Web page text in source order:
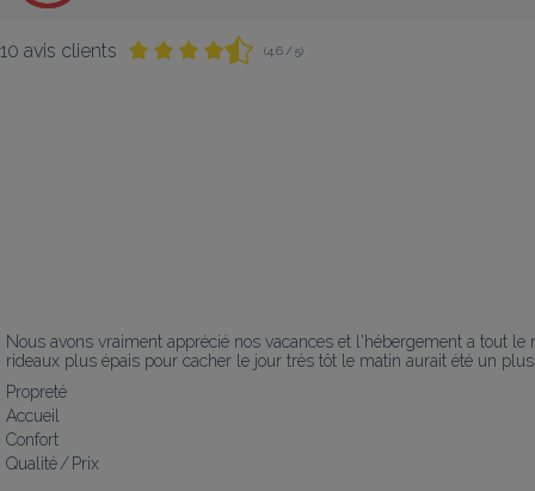
10 avis clients (4,6 / 5)
Nous avons vraiment apprécié nos vacances et l'hébergement a tout
rideaux plus épais pour cacher le jour très tôt le matin aurait été un
Propreté
Accueil
Confort
Qualité / Prix